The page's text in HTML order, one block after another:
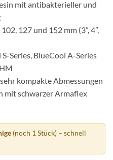
mit antibakterieller und
127 und 152 mm (3”, 4”,
Series, BlueCool A-Series
kompakte Abmessungen
mit schwarzer Armaflex
(noch 1 Stück) – schnell